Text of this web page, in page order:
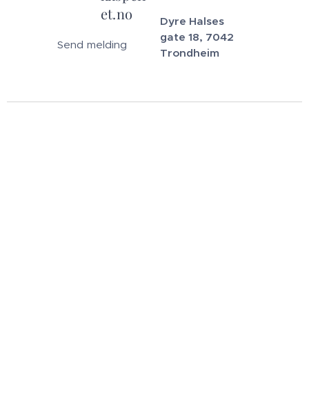
et.no
Send melding
Dyre Halses
gate 18, 7042
Trondheim